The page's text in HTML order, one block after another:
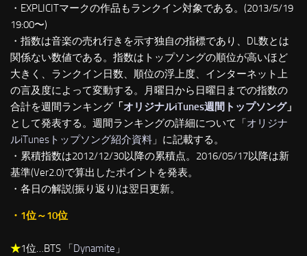
・EXPLICITマークの作品もランクイン対象である。(2013/5/19
19:00〜)
・指数は音楽の売れ行きを示す独自の指標であり、DL数とは
関係ない数値である。指数はトップソングの順位が高いほど
大きく、ランクイン日数、順位の浮上度、インターネット上
の言及度によって変動する。月曜日から日曜日までの指数の
合計を週間ランキング 「オリジナルiTunes週間トップソング」
として発表する。週間ランキングの詳細について「オリジナ
ルiTunesトップソング紹介資料 」に記載する。
・累積指数は2012/12/30以降の累積点。2016/05/17以降は新
基準(Ver2.0)で算出したポイントを発表。
・各日の解説(振り返り)は翌日更新。
・1位～10位
★1位…BTS 「Dynamite 」